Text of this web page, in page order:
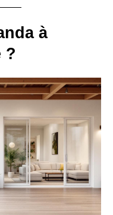
à
?